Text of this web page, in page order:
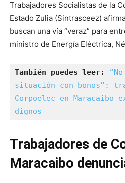
Trabajadores Socialistas de la
Estado Zulia (Sintrasceez)
buscan una vía “veraz” para
ministro de Energía Eléctrica,
También puedes leer:
situación con bonos”:
Corpoelec en Maracaibo
dignos
Trabajadores de
Maracaibo